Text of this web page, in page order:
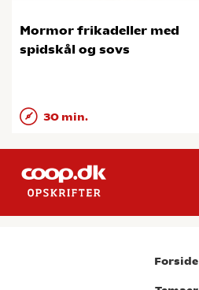
Mormor frikadeller med
spidskål og sovs
30 min.
Forside